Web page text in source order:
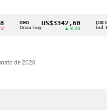
Onza Troy
US$3342,60
▲ 8.20
COLCAP
Índ.
de 2026